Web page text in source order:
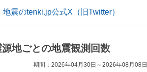
地震のtenki.jp公式X（旧Twitter）
源地ごとの地震観測回数
期間：2026年04月30日～2026年08月08日